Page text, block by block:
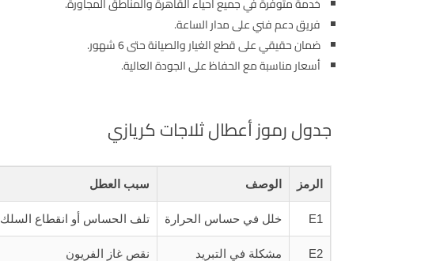
فريق دعم فني على مدار الساعة.
ضمان حقيقي على قطع الغيار والصيانة حتى 6 شهور.
أسعار مناسبة مع الحفاظ على الجودة العالية.
جدول رموز أعطال ثلاجات كريازي
الرمز الوصف سبب العطل
E1 خلل في حساس الحرارة تلف الحساس أو انقطاع السلك
E2 مشكلة في التبريد نقص غاز الفريون